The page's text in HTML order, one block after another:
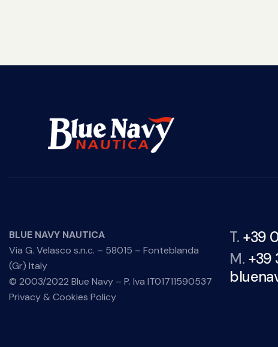
BLUE NAVY NAUTICA
Via G. Velasco s.n.c. – 58015 – Fonteblanda
(Gr) Italy
© 2003/2022 Blue Navy – P. Iva IT01711590537
Privacy & Cookies Policy
T. +39
M. +39